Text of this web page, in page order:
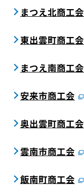
まつえ北商工会
東出雲町商工会
まつえ南商工会
安来市商工会
奥出雲町商工会
雲南市商工会
飯南町商工会